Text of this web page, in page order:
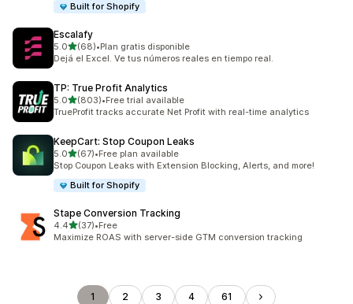
Built for Shopify
Escalafy
5.0별 5개 중
(68)
총 리뷰 68개
•Plan gratis disponible
Dejá el Excel. Ve tus números reales en tiempo real.
TP: True Profit Analytics
5.0별 5개 중
(803)
총 리뷰 803개
•Free trial available
TrueProfit tracks accurate Net Profit with real-time analytics
KeepCart: Stop Coupon Leaks
5.0별 5개 중
(67)
총 리뷰 67개
•Free plan available
Stop Coupon Leaks with Extension Blocking, Alerts, and more!
Built for Shopify
Stape Conversion Tracking
4.4별 5개 중
(37)
총 리뷰 37개
•Free
Maximize ROAS with server-side GTM conversion tracking
1 2 3 4 61